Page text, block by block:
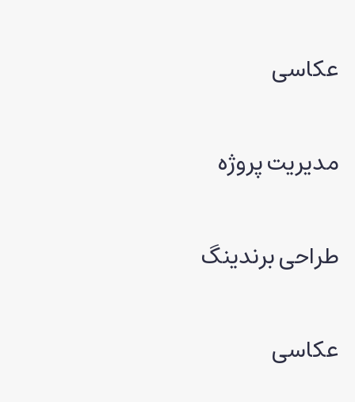
عکاسی
مدیریت پروژه
طراحی برندینگ
عکاسی